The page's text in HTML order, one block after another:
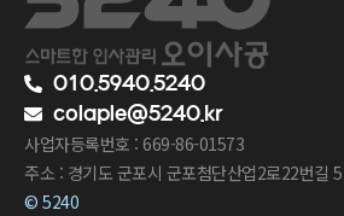
010.5940.5240
colaple@5240.kr
사업자등록번호 : 669-86-01573
주소 : 경기도 군포시 군포첨단산업2로22번길
© 5240